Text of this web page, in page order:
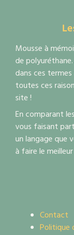
Mousse à
de
dans ces
toutes ces
site !
En comparant
vous faisant
un langage que
à faire le
Contact
Politique